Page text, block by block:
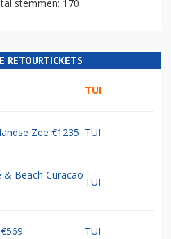
stemmen: 170
RETOURTICKETS
TUI
Zee €1235 TUI
& Beach Curacao
TUI
TUI